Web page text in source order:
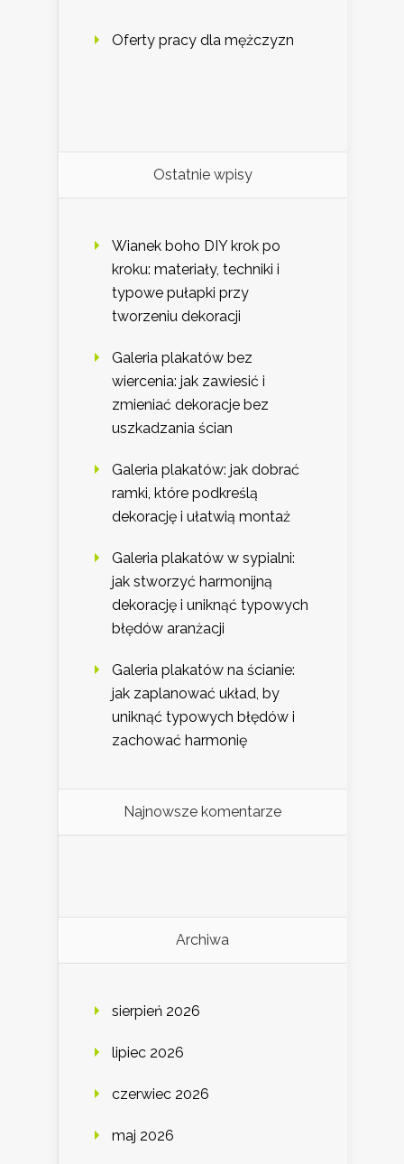
Oferty pracy dla mężczyzn
Ostatnie wpisy
Wianek boho DIY krok po
kroku: materiały, techniki i
typowe pułapki przy
tworzeniu dekoracji
Galeria plakatów bez
wiercenia: jak zawiesić i
zmieniać dekoracje bez
uszkadzania ścian
Galeria plakatów: jak dobrać
ramki, które podkreślą
dekorację i ułatwią montaż
Galeria plakatów w sypialni:
jak stworzyć harmonijną
dekorację i uniknąć typowych
błędów aranżacji
Galeria plakatów na ścianie:
jak zaplanować układ, by
uniknąć typowych błędów i
zachować harmonię
Najnowsze komentarze
Archiwa
sierpień 2026
lipiec 2026
czerwiec 2026
maj 2026